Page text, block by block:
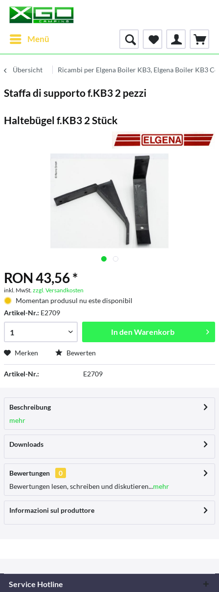
Menü
Übersicht Ricambi per Elgena Boiler KB3, Elgena Boiler KB3
Staffa di supporto f.KB3 2 pezzi
Haltebügel f.KB3 2 Stück
RON 43,56 *
inkl. MwSt. zzgl. Versandkosten
Momentan produsul nu este disponibil
Artikel-Nr.: E2709
In denWarenkorb
Merken Bewerten
Artikel-Nr.: E2709
Beschreibung
mehr
Downloads
Bewertungen
0
Bewertungen lesen, schreiben und diskutieren...mehr
Informazioni sul produttore
Service Hotline